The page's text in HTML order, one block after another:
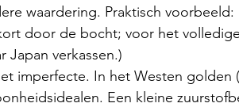
waardering. Praktisch voorbeeld:
door de bocht; voor het
Japan verkassen.)
imperfecte. In het Westen golden
Een kleine